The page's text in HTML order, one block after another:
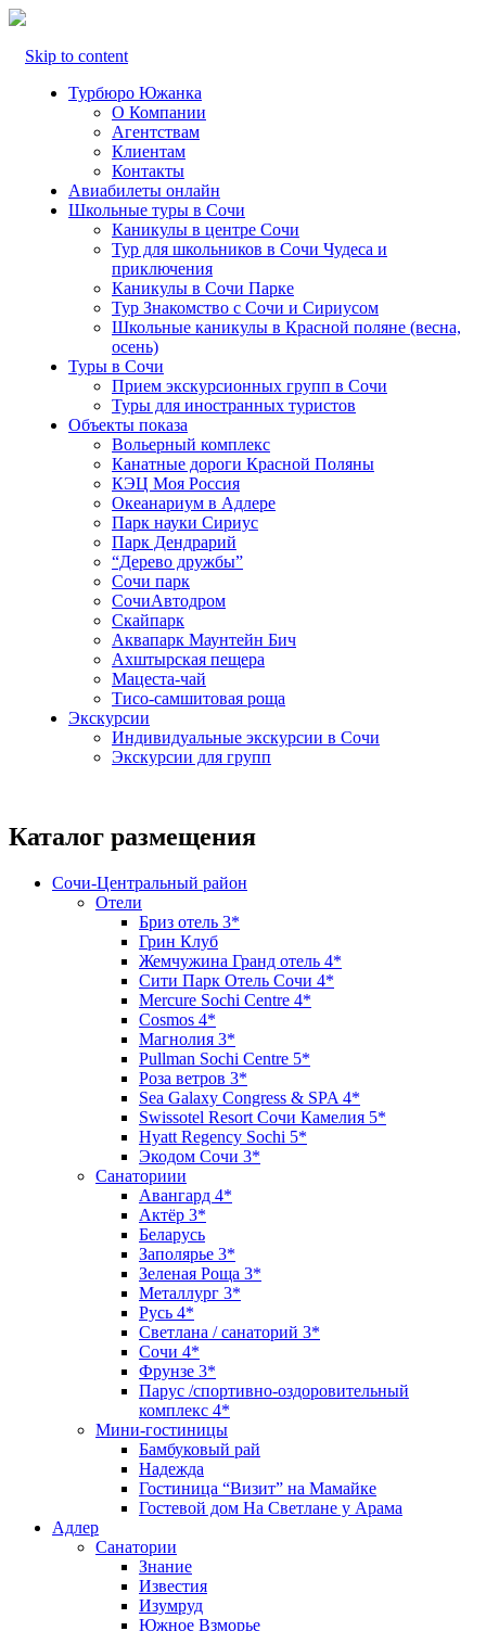
Skip to content
Турбюро Южанка
О Компании
Агентствам
Клиентам
Контакты
Авиабилеты онлайн
Школьные туры в Сочи
Каникулы в центре Сочи
Тур для школьников в Сочи Чудеса и
приключения
Каникулы в Сочи Парке
Тур Знакомство с Сочи и Сириусом
Школьные каникулы в Красной поляне (весна,
осень)
Туры в Сочи
Прием экскурсионных групп в Сочи
Туры для иностранных туристов
Объекты показа
Вольерный комплекс
Канатные дороги Красной Поляны
КЭЦ Моя Россия
Океанариум в Адлере
Парк науки Сириус
Парк Дендрарий
“Дерево дружбы”
Сочи парк
СочиАвтодром
Скайпарк
Аквапарк Маунтейн Бич
Ахштырская пещера
Мацеста-чай
Тисо-самшитовая роща
Экскурсии
Индивидуальные экскурсии в Сочи
Экскурсии для групп
Каталог размещения
Сочи-Центральный район
Отели
Бриз отель 3*
Грин Клуб
Жемчужина Гранд отель 4*
Сити Парк Отель Сочи 4*
Mercure Sochi Centre 4*
Cosmos 4*
Магнолия 3*
Pullman Sochi Сеntre 5*
Роза ветров 3*
Sea Galaxy Congress & SPA 4*
Swissotel Resort Сочи Камелия 5*
Hyatt Regency Sochi 5*
Экодом Сочи 3*
Санаториии
Авангард 4*
Актёр 3*
Беларусь
Заполярье 3*
Зеленая Роща 3*
Металлург 3*
Русь 4*
Светлана / санаторий 3*
Сочи 4*
Фрунзе 3*
Парус /спортивно-оздоровительный
комплекс 4*
Мини-гостиницы
Бамбуковый рай
Надежда
Гостиница “Визит” на Мамайке
Гостевой дом На Светлане у Арама
Адлер
Санатории
Знание
Известия
Изумруд
Южное Взморье